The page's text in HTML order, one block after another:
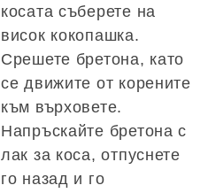
косата съберете на
висок кокопашка.
Срешете бретона, като
се движите от корените
към върховете.
Напръскайте бретона с
лак за коса, отпуснете
го назад и го